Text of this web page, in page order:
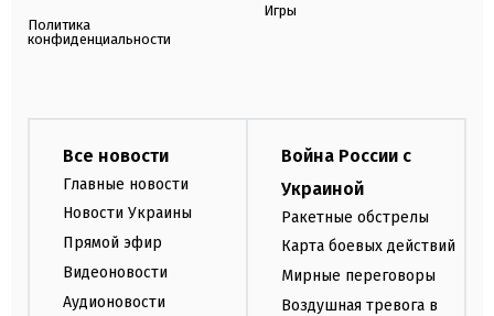
Политика
конфиденциальности
Игры
Все новости
Главные новости
Новости Украины
Прямой эфир
Видеоновости
Аудионовости
Война России с
Украиной
Ракетные обстрелы
Карта боевых действий
Мирные переговоры
Воздушная тревога в